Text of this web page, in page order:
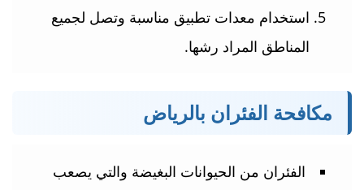
استخدام معدات تطبيق مناسبة وتصل لجميع
المناطق المراد رشها.
مكافحة الفئران بالرياض
الفئران من الحيوانات البغيضة والتي يصعب